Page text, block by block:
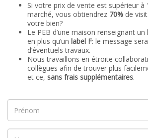
Si votre prix de vente est supérieur à
marché, vous obtiendrez 70% de
votre bien?
Le PEB d’une maison renseignant un
en plus qu’un label F: le message
d’éventuels travaux.
Nous travaillons en étroite
collègues afin de trouver plus
et ce, sans frais supplémentaires.